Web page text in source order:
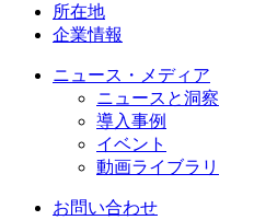
所在地
企業情報
ニュース・メディア
ニュースと洞察
導入事例
イベント
動画ライブラリ
お問い合わせ